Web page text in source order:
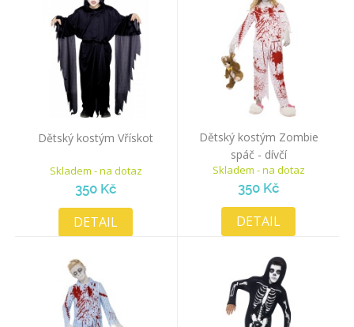
Dětský kostým Vřískot
Skladem - na dotaz
350 Kč
DETAIL
Dětský kostým Zombie
spáč - dívčí
Skladem - na dotaz
350 Kč
DETAIL